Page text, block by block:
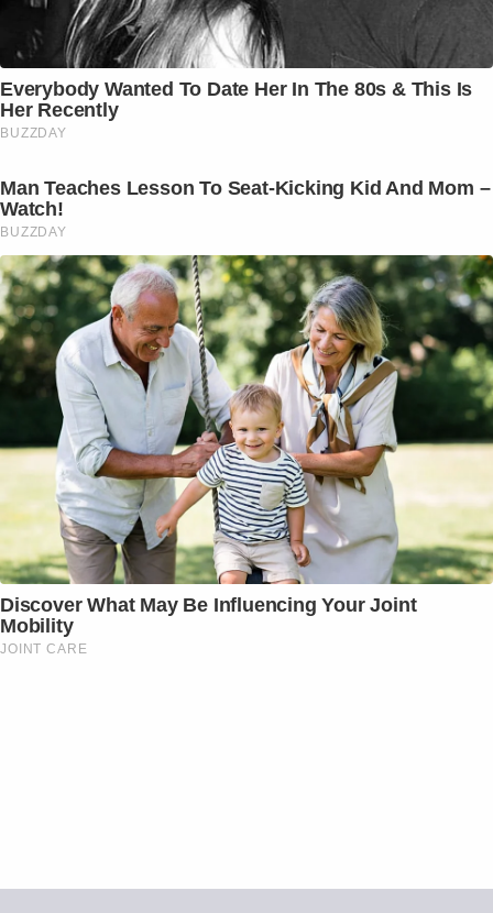
Everybody Wanted To Date Her In The 80s & This Is
Her Recently
BUZZDAY
Man Teaches Lesson To Seat-Kicking Kid And Mom –
Watch!
BUZZDAY
Discover What May Be Influencing Your Joint
Mobility
JOINT CARE